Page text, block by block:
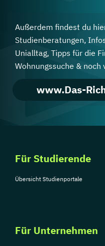
Außerdem findest du
Studienberatungen,
Unialltag, Tipps für die
Wohnungssuche & noch
www.Das-
Für Studierende
Übersicht Studienportale
Für Unternehmen